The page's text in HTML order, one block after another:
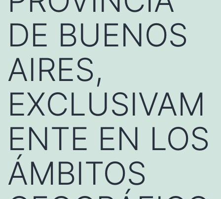
DE BUENOS
AIRES,
EXCLUSIVAM
ENTE EN LOS
ÁMBITOS